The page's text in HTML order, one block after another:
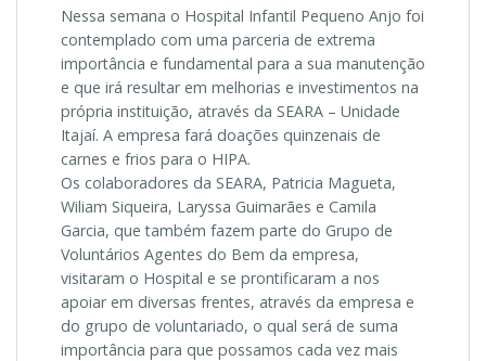
Nessa semana o Hospital Infantil Pequeno Anjo foi
contemplado com uma parceria de extrema
importância e fundamental para a sua manutenção
e que irá resultar em melhorias e investimentos na
própria instituição, através da SEARA – Unidade
Itajaí. A empresa fará doações quinzenais de
carnes e frios para o HIPA.
Os colaboradores da SEARA, Patricia Magueta,
Wiliam Siqueira, Laryssa Guimarães e Camila
Garcia, que também fazem parte do Grupo de
Voluntários Agentes do Bem da empresa,
visitaram o Hospital e se prontificaram a nos
apoiar em diversas frentes, através da empresa e
do grupo de voluntariado, o qual será de suma
importância para que possamos cada vez mais